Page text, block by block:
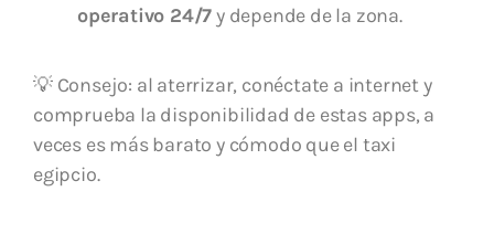
operativo 24/7y depende de la zona.
💡 Consejo: al aterrizar, conéctate a internet y
comprueba la disponibilidad de estas apps, a
veces es más barato y cómodo que el taxi
egipcio.